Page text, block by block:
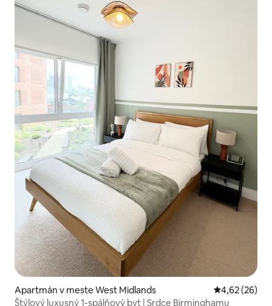
Apartmán v meste West Midlands Priemerné
4,62 (26)
Štýlový luxusný 1-spálňový byt | Srdce Birminghamu